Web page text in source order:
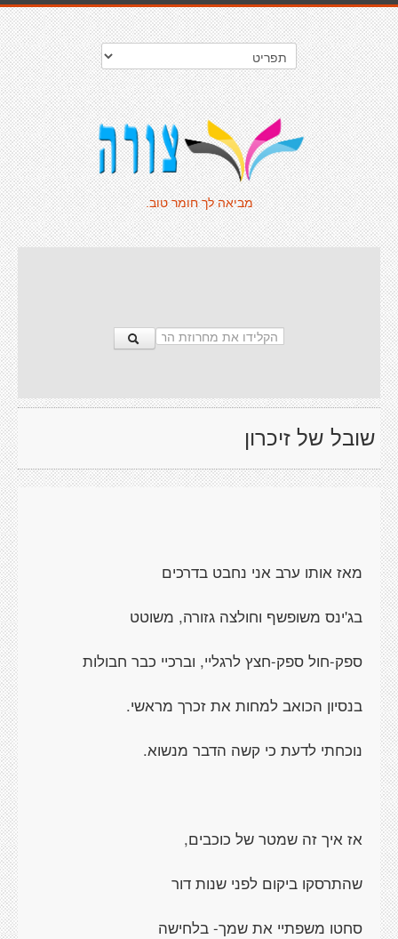
מביאה לך חומר טוב.
שובל של זיכרון
מאז אותו ערב אני נחבט בדרכים
בג'ינס משופשף וחולצה גזורה, משוטט
ספק-חול ספק-חצץ לרגליי, וברכיי כבר חבולות
בנסיון הכואב למחות את זכרך מראשי.
נוכחתי לדעת כי קשה הדבר מנשוא.
אז איך זה שמטר של כוכבים,
שהתרסקו ביקום לפני שנות דור
סחטו משפתיי את שמך- בלחישה